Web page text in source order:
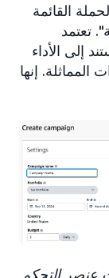
القائمة
تعتمد
إلى الأداء
المماثلة. إنها
عنصر التحكم